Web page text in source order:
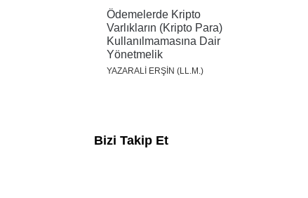
Ödemelerde Kripto
Varlıkların (Kripto Para)
Kullanılmamasına Dair
Yönetmelik
YAZARALI ERŞİN (LL.M.)
Bizi Takip Et